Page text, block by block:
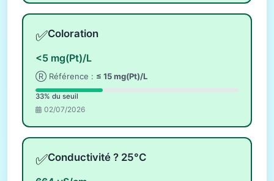
✅Coloration
<5 mg(Pt)/L
Ⓡ Référence : ≤ 15 mg(Pt)/L
33% du seuil
02/07/2026
✅Conductivité ? 25°C